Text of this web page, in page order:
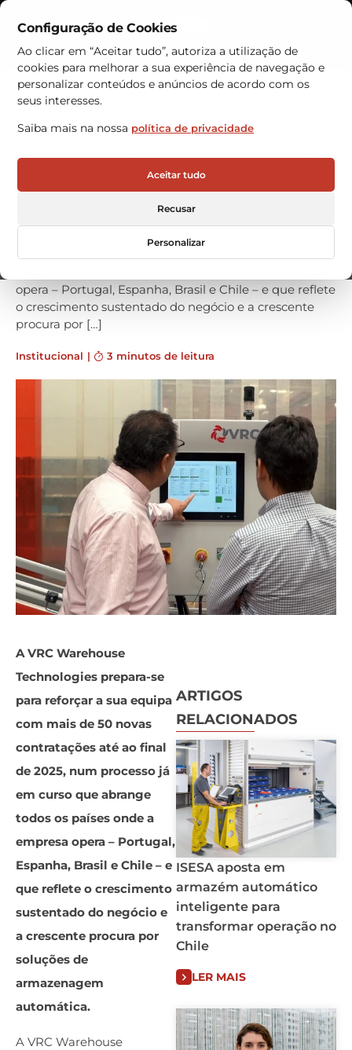
Configuração de Cookies
Ao clicar em “Aceitar tudo”, autoriza a utilização de
cookies para melhorar a sua experiência de navegação e
personalizar conteúdos e anúncios de acordo com os
seus interesses.
Saiba mais na nossa política de privacidade
Aceitar tudo
Recusar
Personalizar
Contactos
VRC Warehouse Technologies
cria mais de 50 oportunidades
de emprego em Portugal,
Espanha, Brasil e Chile
reforçar a sua equipa com mais de 50 novas
contratações até ao final de 2025, num processo já em
opera – Portugal, Espanha, Brasil e Chile – e que reflete
o crescimento sustentado do negócio e a crescente
procura por […]
Institucional | 3 minutos de leitura
A VRC Warehouse
Technologies prepara-se
para reforçar a sua equipa
com mais de 50 novas
contratações até ao final
de 2025, num processo já
em curso que abrange
todos os países onde a
empresa opera – Portugal,
Espanha, Brasil e Chile – e
que reflete o crescimento
sustentado do negócio e
a crescente procura por
soluções de
armazenagem
automática.
A VRC Warehouse
ARTIGOS
RELACIONADOS
ISESA aposta em
armazém automático
inteligente para
transformar operação no
Chile
LER MAIS